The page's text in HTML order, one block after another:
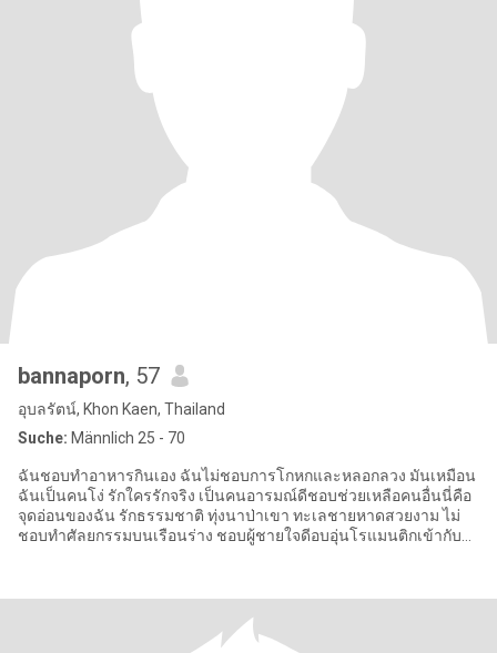
bannaporn, 57
อุบลรัตน์, Khon Kaen, Thailand
Suche: Männlich 25 - 70
ฉันชอบทำอาหารกินเอง ฉันไม่ชอบการโกหกและหลอกลวง มันเหมือน
ฉันเป็นคนโง่ รักใครรักจริง เป็นคนอารมณ์ดีชอบช่วยเหลือคนอื่นนี่คือ
จุดอ่อนของฉัน รักธรรมชาติ ทุ่งนาป่าเขา ทะเลชายหาดสวยงาม ไม่
ชอบทำศัลยกรรมบนเรือนร่าง ชอบผู้ชายใจดีอบอุ่นโรแมนติกเข้ากับ